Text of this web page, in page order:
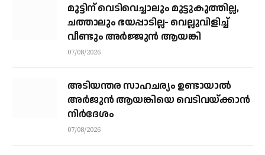
മുട്ടിന് വെടിവെച്ചാലും മുട്ടുകുത്തില്ല,
ചത്താലും ഭയപ്പാടില്ല- വെല്ലുവിളിച്ച്
വീണ്ടും അർജ്ജുൻ ആയങ്കി
07/08/2026
അടിയന്തര സാഹചര്യം ഉണ്ടായാല്‍
അര്‍ജുന്‍ ആയങ്കിയെ വെടിവയ്ക്കാന്‍
നിര്‍ദേശം
07/08/2026